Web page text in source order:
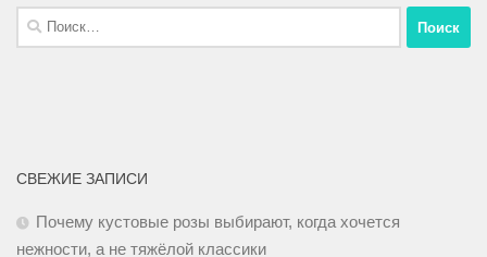
СВЕЖИЕ ЗАПИСИ
Почему кустовые розы выбирают, когда хочется
нежности, а не тяжёлой классики